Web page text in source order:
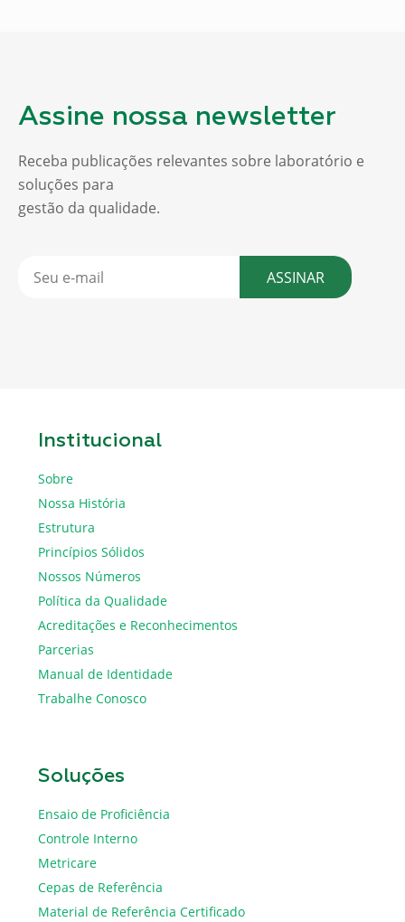
Assine nossa newsletter
Receba publicações relevantes sobre laboratório e
soluções para
gestão da qualidade.
ASSINAR
Institucional
Sobre
Nossa História
Estrutura
Princípios Sólidos
Nossos Números
Política da Qualidade
Acreditações e Reconhecimentos
Parcerias
Manual de Identidade
Trabalhe Conosco
Soluções
Ensaio de Proficiência
Controle Interno
Metricare
Cepas de Referência
Material de Referência Certificado